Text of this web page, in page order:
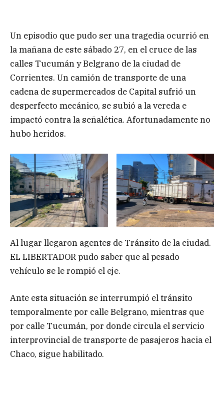
Un episodio que pudo ser una tragedia ocurrió en
la mañana de este sábado 27, en el cruce de las
calles Tucumán y Belgrano de la ciudad de
Corrientes. Un camión de transporte de una
cadena de supermercados de Capital sufrió un
desperfecto mecánico, se subió a la vereda e
impactó contra la señalética. Afortunadamente no
hubo heridos.
Al lugar llegaron agentes de Tránsito de la ciudad.
EL LIBERTADOR pudo saber que al pesado
vehículo se le rompió el eje.
Ante esta situación se interrumpió el tránsito
temporalmente por calle Belgrano, mientras que
por calle Tucumán, por donde circula el servicio
interprovincial de transporte de pasajeros hacia el
Chaco, sigue habilitado.